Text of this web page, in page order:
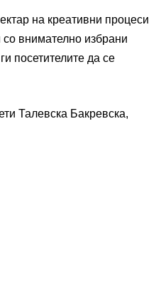
на креативни процеси
со внимателно избрани
посетителите да се
Талевска Бакревска,